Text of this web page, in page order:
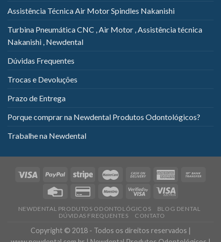
Assistência Técnica Air Motor Spindles Nakanishi
Turbina Pneumática CNC , Air Motor , Assistência técnica
Nakanishi , Newdental
Dúvidas Frequentes
Trocas e Devoluções
Prazo de Entrega
Porque comprar na Newdental Produtos Odontológicos?
Trabalhe na Newdental
NEWDENTAL PRODUTOS ODONTOLÓGICOS
BLOG DENTAL
DÚVIDAS FREQUENTES
CONTATO
Copyright © 2018 - Todos os direitos reservados |